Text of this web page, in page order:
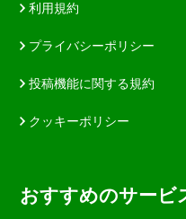
利用規約
プライバシーポリシー
投稿機能に関する規約
クッキーポリシー
おすすめのサービ